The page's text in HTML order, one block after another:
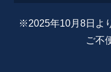
※2025年10月8日よ
ご不